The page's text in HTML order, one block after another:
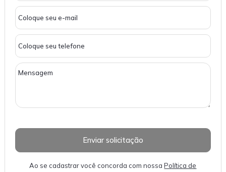
Ao se cadastrar você concorda com nossaPolítica de